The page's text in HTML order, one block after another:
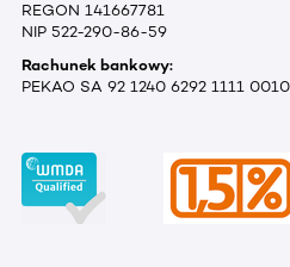
REGON 141667781
NIP 522-290-86-59
Rachunek bankowy:
PEKAO SA 92 1240 6292 1111